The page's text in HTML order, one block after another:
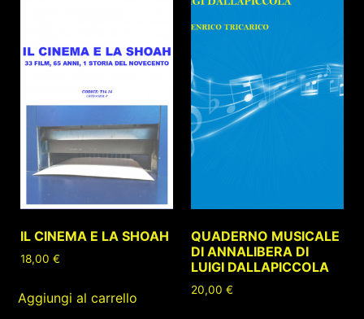
IL CINEMA E LA SHOAH
18,00€
Aggiungi al carrello
QUADERNO MUSICALE
DI ANNALIBERA DI
LUIGI DALLAPICCOLA
20,00€